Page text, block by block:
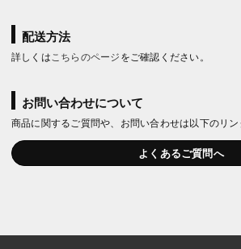
配送方法
詳しくは こちらのページをご確認ください。
お問い合わせについて
商品に関するご質問や、お問い合わせは以下のリン
よくあるご質問へ